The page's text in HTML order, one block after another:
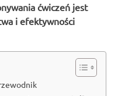
ćwiczeń jest
i efektywności